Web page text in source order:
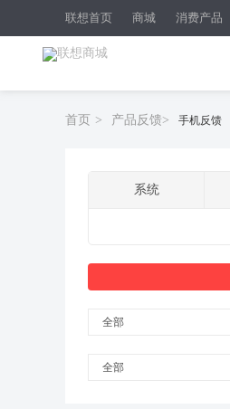
联想首页 商城 消费产品
首页 > 产品反馈> 手机反馈
系统
全部
全部